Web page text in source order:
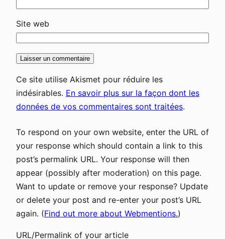
Site web
Ce site utilise Akismet pour réduire les
indésirables. En savoir plus sur la façon dont les
données de vos commentaires sont traitées.
To respond on your own website, enter the URL of
your response which should contain a link to this
post’s permalink URL. Your response will then
appear (possibly after moderation) on this page.
Want to update or remove your response? Update
or delete your post and re-enter your post’s URL
again. (Find out more about Webmentions.)
URL/Permalink of your article